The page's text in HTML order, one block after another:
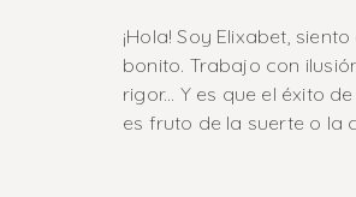
¡Hola! Soy Elixabet,
bonito. Trabajo con
rigor... Y es que el éxito
es fruto de la suerte o la